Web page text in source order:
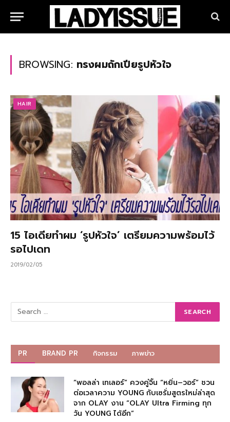
BROWSING: ทรงผมถักเปียรูปหัวใจ
HAIR
15 ไอเดียทำผม ‘รูปหัวใจ’ เตรียมความพร้อมไว้
รอไปเดท
2019/02/05
PR BRAND PR กิจกรรม ภาพข่าว
“พอลล่า เทเลอร์” ควงคู่จิ้น “หยิ่น–วอร์” ชวน
ต่อเวลาความ YOUNG กับเซรั่มสูตรใหม่ล่าสุด
จาก OLAY งาน “OLAY Ultra Firming ทุก
วัน YOUNG ได้อีก”